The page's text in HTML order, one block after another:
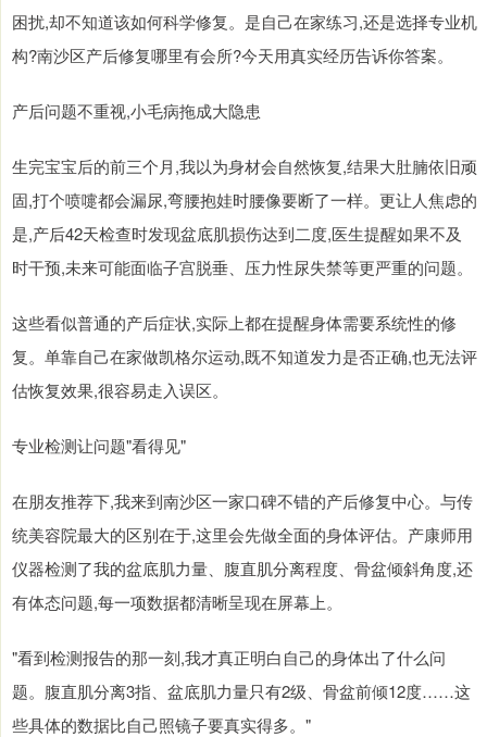
困扰,却不知道该如何科学修复。是自己在家练习,还是选择专业机
构?南沙区产后修复哪里有会所?今天用真实经历告诉你答案。
产后问题不重视,小毛病拖成大隐患
生完宝宝后的前三个月,我以为身材会自然恢复,结果大肚腩依旧顽
固,打个喷嚏都会漏尿,弯腰抱娃时腰像要断了一样。更让人焦虑的
是,产后42天检查时发现盆底肌损伤达到二度,医生提醒如果不及
时干预,未来可能面临子宫脱垂、压力性尿失禁等更严重的问题。
这些看似普通的产后症状,实际上都在提醒身体需要系统性的修
复。单靠自己在家做凯格尔运动,既不知道发力是否正确,也无法评
估恢复效果,很容易走入误区。
专业检测让问题"看得见"
在朋友推荐下,我来到南沙区一家口碑不错的产后修复中心。与传
统美容院最大的区别在于,这里会先做全面的身体评估。产康师用
仪器检测了我的盆底肌力量、腹直肌分离程度、骨盆倾斜角度,还
有体态问题,每一项数据都清晰呈现在屏幕上。
"看到检测报告的那一刻,我才真正明白自己的身体出了什么问
题。腹直肌分离3指、盆底肌力量只有2级、骨盆前倾12度……这
些具体的数据比自己照镜子要真实得多。"